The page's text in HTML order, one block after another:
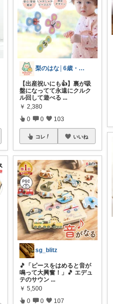
梨のはな│6歳・2歳姉妹ママ
【出産祝いにも👍】裏が吸
盤になってて永遠にクルク
ル回して遊べる ...
￥ 2,380
0 0 103
コレ いいね
sg_blitz
🎵「ピースをはめると音が
鳴って大興奮！」🎵 エデュ
テのサウン ...
￥ 5,500
0 0 107